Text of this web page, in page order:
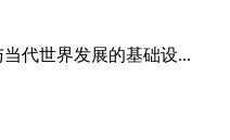
代世界发展的基础设...